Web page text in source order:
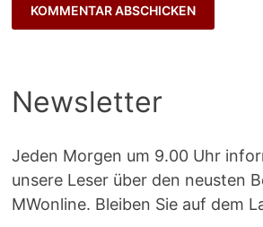
Newsletter
Jeden Morgen um 9.00 Uhr
unsere Leser über den neusten
MWonline. Bleiben Sie auf dem